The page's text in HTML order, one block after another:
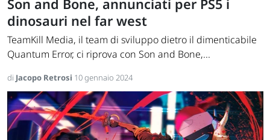
Son and Bone, annunciati per PS5 i
dinosauri nel far west
TeamKill Media, il team di sviluppo dietro il dimenticabile
Quantum Error, ci riprova con Son and Bone,...
di Jacopo Retrosi 10 gennaio 2024